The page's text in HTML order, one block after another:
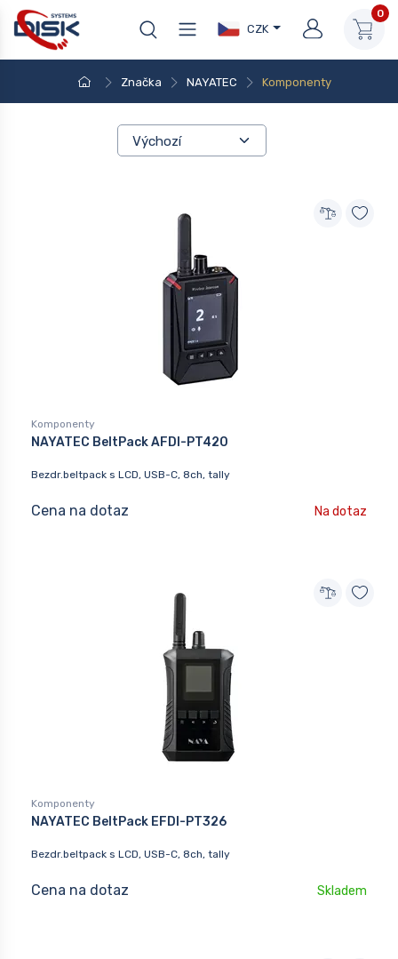
CZK
0
Značka NAYATEC Komponenty
Komponenty
NAYATEC BeltPack AFDI-PT420
Bezdr.beltpack s LCD, USB-C, 8ch, tally
Cena na dotaz Na dotaz
Komponenty
NAYATEC BeltPack EFDI-PT326
Bezdr.beltpack s LCD, USB-C, 8ch, tally
Cena na dotaz Skladem